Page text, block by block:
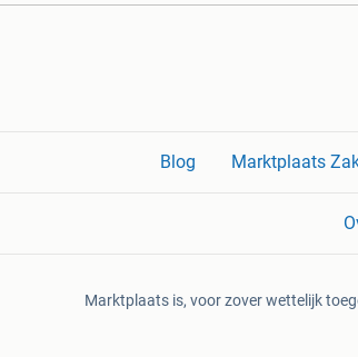
Blog Marktplaats
Marktplaats is, voor zover wettelijk